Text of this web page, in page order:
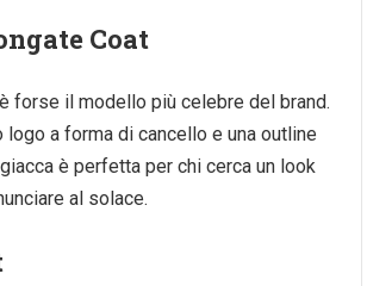
Coat
forse il modello più celebre del brand.
logo a forma di cancello e una outline
è perfetta per chi cerca un look
al solace.